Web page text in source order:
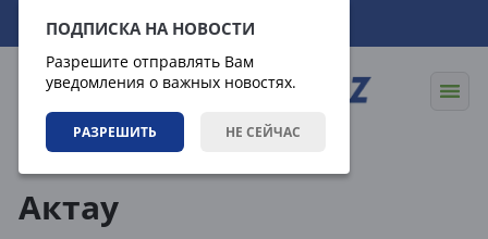
ПОДПИСКА НА НОВОСТИ
Разрешите отправлять Вам
уведомления о важных новостях.
РАЗРЕШИТЬ НЕ СЕЙЧАС
10.08.2026 15:11:27
Актау